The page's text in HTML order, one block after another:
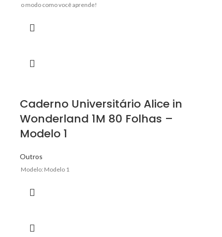
o modo como você aprende!
Caderno Universitário Alice in
Wonderland 1M 80 Folhas –
Modelo 1
Outros
Modelo: Modelo 1